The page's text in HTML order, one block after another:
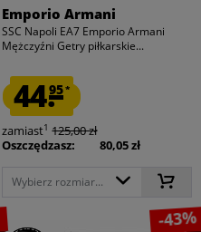
Emporio Armani
SSC Napoli EA7 Emporio Armani
Mężczyźni Getry piłkarskie...
44.95*
zamiast1 125,00 zł
Oszczędzasz:
80,05 zł
Wybierz rozmiar...
-43%